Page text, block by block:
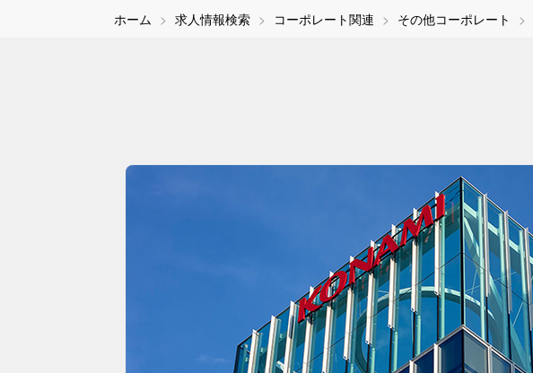
ホーム 求人情報検索 コーポレート関連 その他コーポレート